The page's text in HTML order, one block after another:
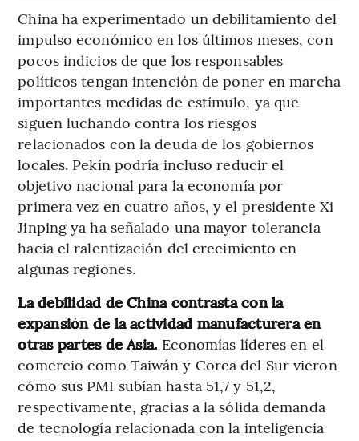
China ha experimentado un debilitamiento del
impulso económico en los últimos meses, con
pocos indicios de que los responsables
políticos tengan intención de poner en marcha
importantes medidas de estímulo, ya que
siguen luchando contra los riesgos
relacionados con la deuda de los gobiernos
locales. Pekín podría incluso reducir el
objetivo nacional para la economía por
primera vez en cuatro años, y el presidente Xi
Jinping ya ha señalado una mayor tolerancia
hacia el ralentización del crecimiento en
algunas regiones.
La debilidad de China contrasta con la
expansión de la actividad manufacturera en
otras partes de Asia. Economías líderes en el
comercio como Taiwán y Corea del Sur vieron
cómo sus PMI subían hasta 51,7 y 51,2,
respectivamente, gracias a la sólida demanda
de tecnología relacionada con la inteligencia